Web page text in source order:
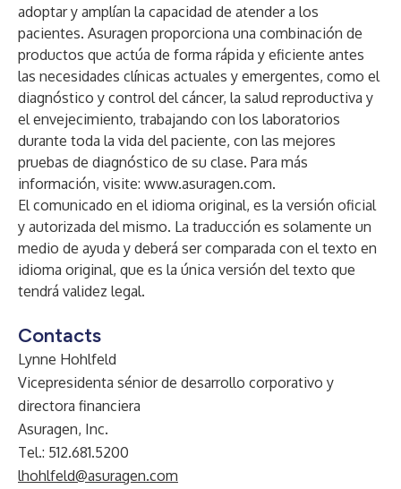
adoptar y amplían la capacidad de atender a los
pacientes. Asuragen proporciona una combinación de
productos que actúa de forma rápida y eficiente antes
las necesidades clínicas actuales y emergentes, como el
diagnóstico y control del cáncer, la salud reproductiva y
el envejecimiento, trabajando con los laboratorios
durante toda la vida del paciente, con las mejores
pruebas de diagnóstico de su clase. Para más
información, visite: www.asuragen.com.
El comunicado en el idioma original, es la versión oficial
y autorizada del mismo. La traducción es solamente un
medio de ayuda y deberá ser comparada con el texto en
idioma original, que es la única versión del texto que
tendrá validez legal.
Contacts
Lynne Hohlfeld
Vicepresidenta sénior de desarrollo corporativo y
directora financiera
Asuragen, Inc.
Tel.: 512.681.5200
lhohlfeld@asuragen.com